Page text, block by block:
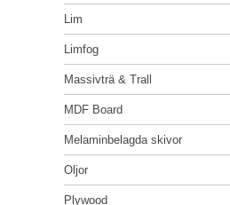
MASSIVTRÄ & TRALL
MDF BOARD
MELAMINBELAGDA SKIVOR
OLJOR
PLYWOOD
Lim
Limfog
Massivträ & Trall
MDF Board
Melaminbelagda skivor
Oljor
Plywood